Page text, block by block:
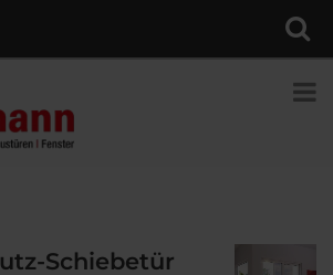
Schiebetür